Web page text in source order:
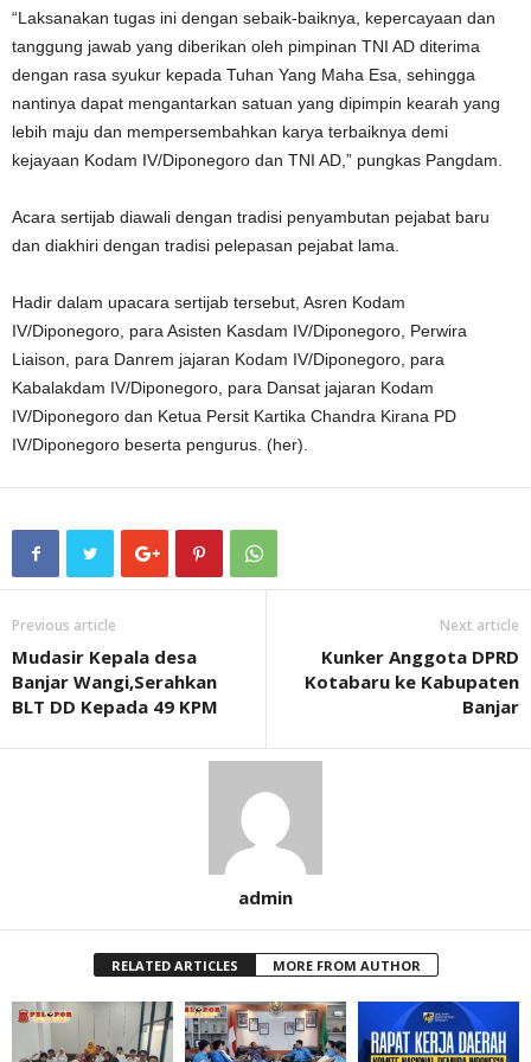
“Laksanakan tugas ini dengan sebaik-baiknya, kepercayaan dan
tanggung jawab yang diberikan oleh pimpinan TNI AD diterima
dengan rasa syukur kepada Tuhan Yang Maha Esa, sehingga
nantinya dapat mengantarkan satuan yang dipimpin kearah yang
lebih maju dan mempersembahkan karya terbaiknya demi
kejayaan Kodam IV/Diponegoro dan TNI AD,” pungkas Pangdam.
Acara sertijab diawali dengan tradisi penyambutan pejabat baru
dan diakhiri dengan tradisi pelepasan pejabat lama.
Hadir dalam upacara sertijab tersebut, Asren Kodam
IV/Diponegoro, para Asisten Kasdam IV/Diponegoro, Perwira
Liaison, para Danrem jajaran Kodam IV/Diponegoro, para
Kabalakdam IV/Diponegoro, para Dansat jajaran Kodam
IV/Diponegoro dan Ketua Persit Kartika Chandra Kirana PD
IV/Diponegoro beserta pengurus. (her).
Previous article
Mudasir Kepala desa
Banjar Wangi,Serahkan
BLT DD Kepada 49 KPM
Next article
Kunker Anggota DPRD
Kotabaru ke Kabupaten
Banjar
admin
RELATED ARTICLES MORE FROM AUTHOR